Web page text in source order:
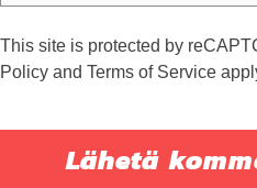
This site is protected by
Policy and Terms of Service